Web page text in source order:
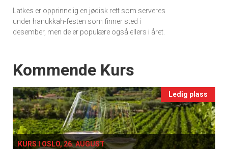
Latkes er opprinnelig en jødisk rett som serveres
under hanukkah-festen som finner sted i
desember, men de er populære også ellers i året.
Events
Kommende Kurs
Ledig plass
KURS I OSLO, 26. AUGUST